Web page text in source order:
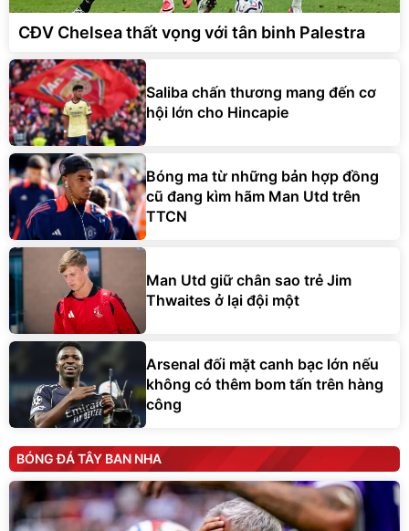
CĐV Chelsea thất vọng với tân binh Palestra
Saliba chấn thương mang đến cơ
hội lớn cho Hincapie
Bóng ma từ những bản hợp đồng
cũ đang kìm hãm Man Utd trên
TTCN
Man Utd giữ chân sao trẻ Jim
Thwaites ở lại đội một
Arsenal đối mặt canh bạc lớn nếu
không có thêm bom tấn trên hàng
công
BÓNG ĐÁ TÂY BAN NHA